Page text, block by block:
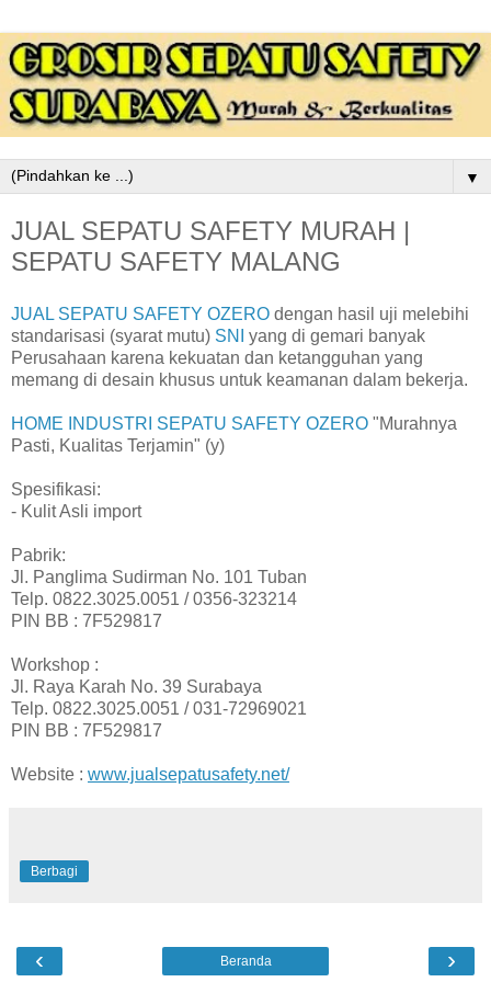
▼
JUAL SEPATU SAFETY MURAH |
SEPATU SAFETY MALANG
JUAL SEPATU SAFETY OZERO dengan hasil uji melebihi
standarisasi (syarat mutu) SNI
yang di gemari banyak
Perusahaan karena kekuatan dan ketangguhan yang
memang di desain khusus untuk keamanan dalam bekerja.
HOME INDUSTRI SEPATU SAFETY OZERO "Murahnya
Pasti, Kualitas Terjamin" (y)
Spesifikasi:
- Kulit Asli import
Pabrik:
Jl. Panglima Sudirman No. 101 Tuban
Telp. 0822.3025.0051 / 0356-323214
PIN BB : 7F529817
Workshop :
Jl. Raya Karah No. 39 Surabaya
Telp. 0822.3025.0051 / 031-72969021
PIN BB : 7F529817
Website : www.jualsepatusafety.net/
Berbagi
‹ ›
Beranda